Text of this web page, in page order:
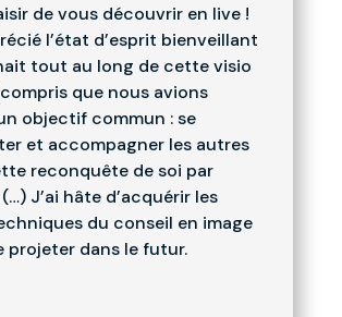
de vous découvrir en live !
l’état d’esprit bienveillant
tout au long de cette visio
compris que nous avions
objectif commun : se
et accompagner les autres
reconquête de soi par
(…) J’ai hâte d’acquérir les
du conseil en image
projeter dans le futur.